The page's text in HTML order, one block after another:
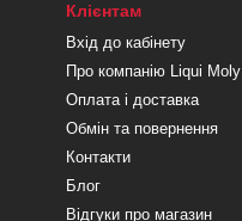
Клієнтам
Вхід до кабінету
Про компанію Liqui Moly
Оплата і доставка
Обмін та повернення
Контакти
Блог
Відгуки про магазин